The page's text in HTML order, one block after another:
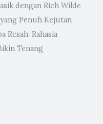
dengan Rich Wilde
Penuh Kejutan
Resah: Rahasia
Tenang